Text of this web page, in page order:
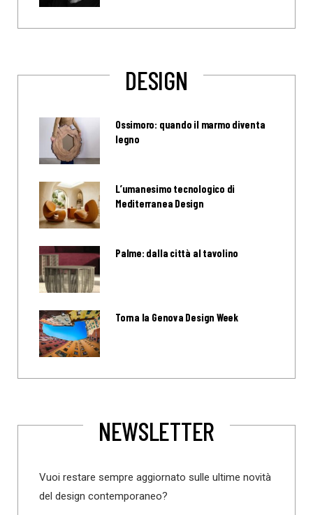
DESIGN
Ossimoro: quando il marmo diventa
legno
L’umanesimo tecnologico di
Mediterranea Design
Palme: dalla città al tavolino
Torna la Genova Design Week
NEWSLETTER
Vuoi restare sempre aggiornato sulle ultime novità
del design contemporaneo?